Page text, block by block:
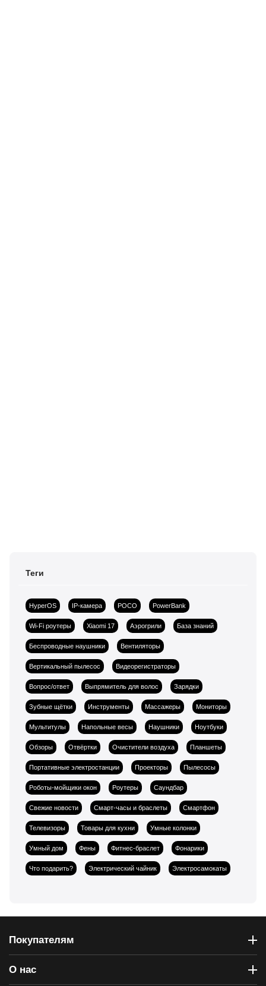
Теги
HyperOS IP-камера POCO PowerBank
Wi-Fi роутеры Xiaomi 17 Аэрогрили База знаний
Беспроводные наушники Вентиляторы
Вертикальный пылесос Видеорегистраторы
Вопрос/ответ Выпрямитель для волос Зарядки
Зубные щётки Инструменты Массажеры Мониторы
Мультитулы Напольные весы Наушники Ноутбуки
Обзоры Отвёртки Очистители воздуха Планшеты
Портативные электростанции Проекторы Пылесосы
Роботы-мойщики окон Роутеры Саундбар
Свежие новости Смарт-часы и браслеты Смартфон
Телевизоры Товары для кухни Умные колонки
Умный дом Фены Фитнес-браслет Фонарики
Что подарить? Электрический чайник Электросамокаты
Покупателям
О нас